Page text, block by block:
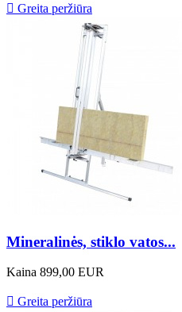
 Greita peržiūra
Mineralinės, stiklo vatos...
Kaina 899,00 EUR
 Greita peržiūra